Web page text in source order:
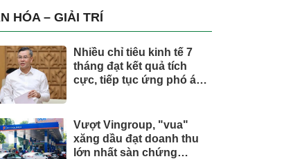
trụ, nắm giữ khối tài sản
hàng nghìn tỷ
HÓA – GIẢI TRÍ
Nhiều chỉ tiêu kinh tế 7
tháng đạt kết quả tích
cực, tiếp tục ứng phó áp
Vượt Vingroup, "vua"
xăng dầu đạt doanh thu
lớn nhất sàn chứng